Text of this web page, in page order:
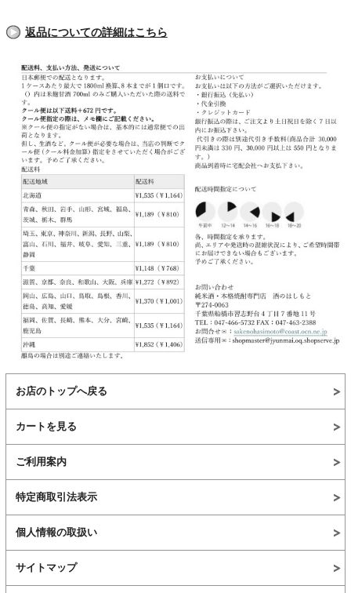
返品についての詳細はこちら
お店のトップへ戻る
カートを見る
ご利用案内
特定商取引法表示
個人情報の取扱い
サイトマップ